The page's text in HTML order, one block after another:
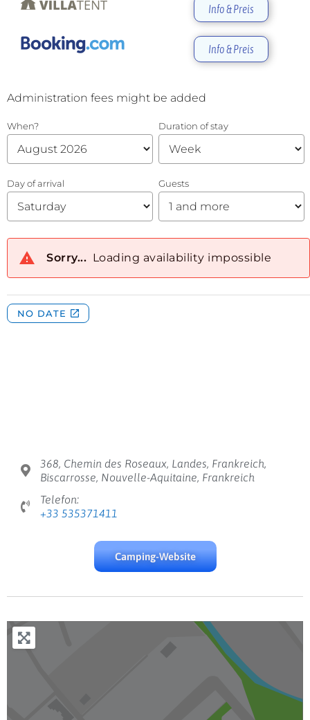
Info & Preis
Info & Preis
368, Chemin des Roseaux, Landes, Frankreich,
Biscarrosse, Nouvelle-Aquitaine, Frankreich
Telefon:
+33 535371411
Camping-Website